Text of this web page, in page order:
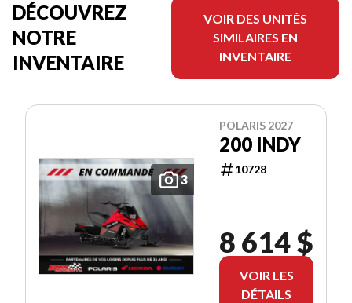
DÉCOUVREZ
NOTRE
INVENTAIRE
VOIR DES UNITÉS
SIMILAIRES EN
INVENTAIRE
3
POLARIS 2027
200 INDY
10728
8 614 $
VOIR LES
DÉTAILS